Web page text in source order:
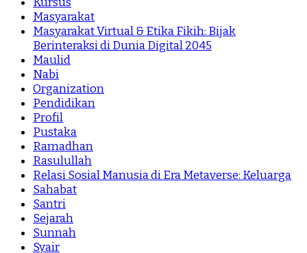
Masyarakat
Masyarakat Virtual & Etika Fikih: Bijak
Berinteraksi di Dunia Digital 2045
Maulid
Nabi
Organization
Pendidikan
Profil
Pustaka
Ramadhan
Rasulullah
Relasi Sosial Manusia di Era Metaverse: Keluarga
Sahabat
Santri
Sejarah
Sunnah
Syair